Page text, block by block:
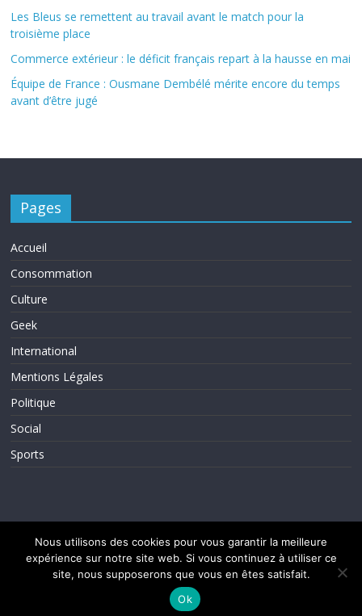
Les Bleus se remettent au travail avant le match pour la
troisième place
Commerce extérieur : le déficit français repart à la hausse en mai
Équipe de France : Ousmane Dembélé mérite encore du temps
avant d’être jugé
Pages
Accueil
Consommation
Culture
Geek
International
Mentions Légales
Politique
Social
Sports
Copyright © 2026ActuInfos . Tous droits réservés.
Theme ColorMag parThemeGrill.. Propulsé parWordPress
Nous utilisons des cookies pour vous garantir la meilleure
expérience sur notre site web. Si vous continuez à utiliser ce
site, nous supposerons que vous en êtes satisfait.
Ok